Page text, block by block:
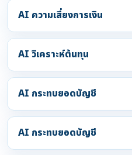
AI ความเสี่ยงการเงิน
AI วิเคราะห์ต้นทุน
AI กระทบยอดบัญชี
AI กระทบยอดบัญชี